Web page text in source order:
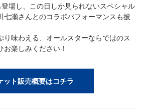
場し、この日しか見られないスペシャル
七瀬さんとのコラボパフォーマンスも披
り味わえる、オールスターならではのス
楽しみください！
ット販売概要はコチラ